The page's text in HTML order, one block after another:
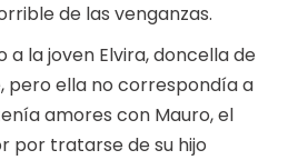
de las venganzas.
a la joven Elvira, doncella de
pero ella no correspondía a
amores con Mauro, el
por tratarse de su hijo